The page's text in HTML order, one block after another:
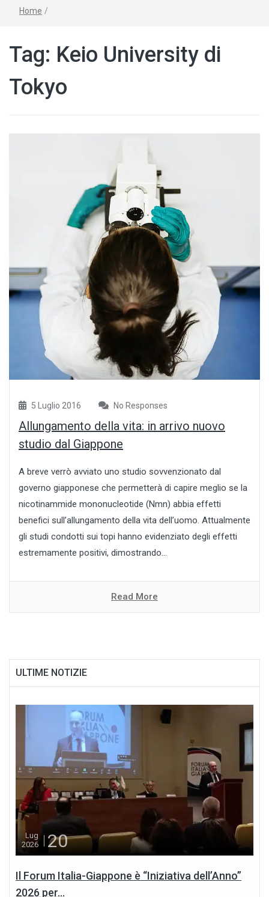
Home /
Tag: Keio University di
Tokyo
5 Luglio 2016 No Responses
Allungamento della vita: in arrivo nuovo
studio dal Giappone
A breve verrò avviato uno studio sovvenzionato dal
governo giapponese che permetterà di capire meglio se la
nicotinammide mononucleotide (Nmn) abbia effetti
benefici sull’allungamento della vita dell’uomo. Attualmente
gli studi condotti sui topi hanno evidenziato degli effetti
estremamente positivi, dimostrando...
Read More
ULTIME NOTIZIE
Lug
2026
20
Il Forum Italia-Giappone è “Iniziativa dell’Anno”
2026 per...